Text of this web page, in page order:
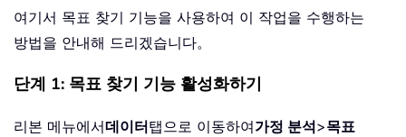
여기서 목표 찾기 기능을 사용하여 이 작업을 수행하는
방법을 안내해 드리겠습니다。
단계 1: 목표 찾기 기능 활성화하기
리본 메뉴에서데이터탭으로 이동하여가정 분석>목표